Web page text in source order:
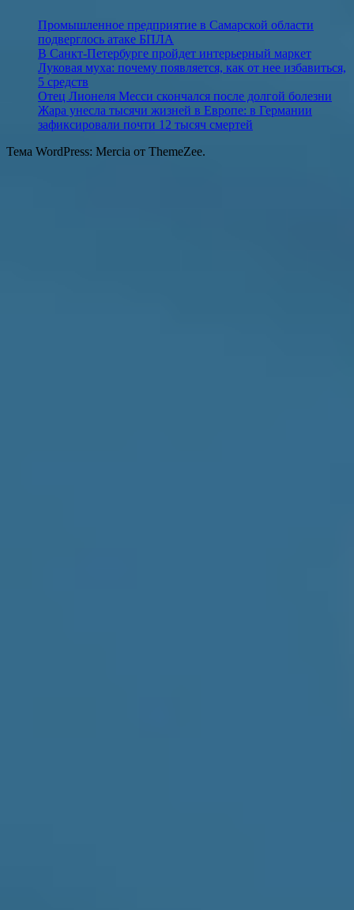
Промышленное предприятие в Самарской области
подверглось атаке БПЛА
В Санкт-Петербурге пройдет интерьерный маркет
Луковая муха: почему появляется, как от нее избавиться,
5 средств
Отец Лионеля Месси скончался после долгой болезни
Жара унесла тысячи жизней в Европе: в Германии
зафиксировали почти 12 тысяч смертей
Тема WordPress: Mercia от ThemeZee.